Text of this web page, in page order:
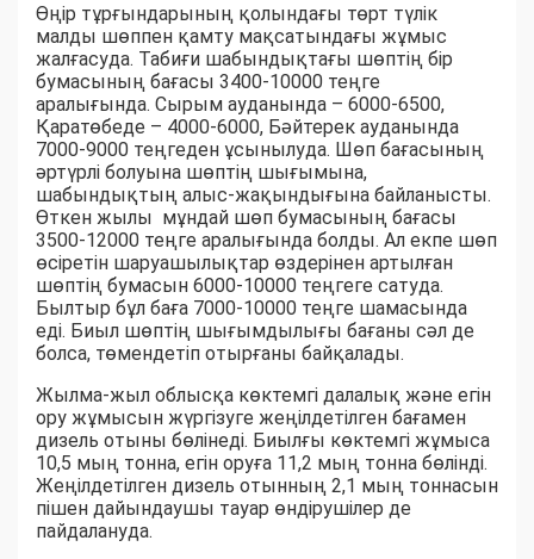
Өңір тұрғындарының қолындағы төрт түлік
малды шөппен қамту мақсатындағы жұмыс
жалғасуда. Табиғи шабындықтағы шөптің бір
бумасының бағасы 3400-10000 теңге
аралығында. Сырым ауданында – 6000-6500,
Қаратөбеде – 4000-6000, Бәйтерек ауданында
7000-9000 теңгеден ұсынылуда. Шөп бағасының
әртүрлі болуына шөптің шығымына,
шабындықтың алыс-жақындығына байланысты.
Өткен жылы мұндай шөп бумасының бағасы
3500-12000 теңге аралығында болды. Ал екпе шөп
өсіретін шаруашылықтар өздерінен артылған
шөптің бумасын 6000-10000 теңгеге сатуда.
Былтыр бұл баға 7000-10000 теңге шамасында
еді. Биыл шөптің шығымдылығы бағаны сәл де
болса, төмендетіп отырғаны байқалады.
Жылма-жыл облысқа көктемгі далалық және егін
ору жұмысын жүргізуге жеңілдетілген бағамен
дизель отыны бөлінеді. Биылғы көктемгі жұмыса
10,5 мың тонна, егін оруға 11,2 мың тонна бөлінді.
Жеңілдетілген дизель отынның 2,1 мың тоннасын
пішен дайындаушы тауар өндірушілер де
пайдалануда.